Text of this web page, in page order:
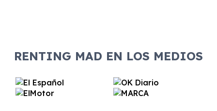
RENTING MAD EN LOS MEDIOS